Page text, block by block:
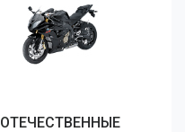
ОТЕЧЕСТВЕННЫЕ